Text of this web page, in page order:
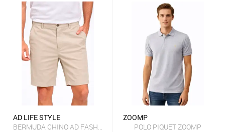
AD LIFE STYLE
BERMUDA CHINO AD FASHION MASC AREIA
ZOOMP
POLO PIQUET ZOOMP